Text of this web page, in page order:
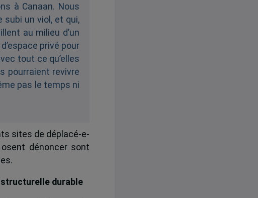
à Canaan. Nous
subi un viol, et qui,
au milieu d’un
privé pour
tout ce qu’elles
pourraient revivre
pas le temps ni
sites de déplacé-e-
dénoncer sont
structurelle durable